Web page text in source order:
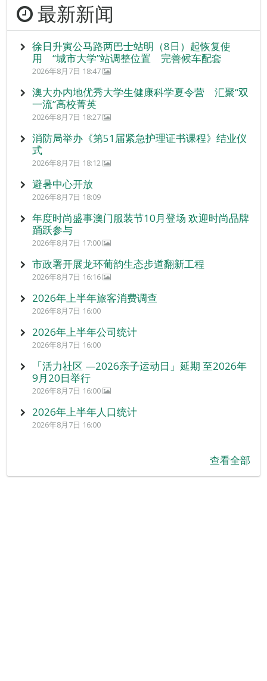
最新新闻
徐日升寅公马路两巴士站明（8日）起恢复使
用 “城市大学”站调整位置 完善候车配套
2026年8月7日 18:47
澳大办内地优秀大学生健康科学夏令营 汇聚“双
一流”高校菁英
2026年8月7日 18:27
消防局举办《第51届紧急护理证书课程》结业仪
式
2026年8月7日 18:12
避暑中心开放
2026年8月7日 18:09
年度时尚盛事澳门服装节10月登场 欢迎时尚品牌
踊跃参与
2026年8月7日 17:00
市政署开展龙环葡韵生态步道翻新工程
2026年8月7日 16:16
2026年上半年旅客消费调查
2026年8月7日 16:00
2026年上半年公司统计
2026年8月7日 16:00
「活力社区 —2026亲子运动日」延期 至2026年
9月20日举行
2026年8月7日 16:00
2026年上半年人口统计
2026年8月7日 16:00
查看全部